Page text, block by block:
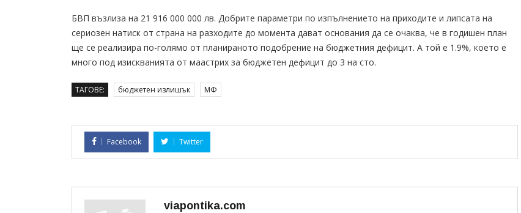
БВП възлиза на 21 916 000 000 лв. Добрите параметри по изпълнението на приходите и липсата на
сериозен натиск от страна на разходите до момента дават основания да се очаква, че в годишен план
ще се реализира по-голямо от планираното подобрение на бюджетния дефицит. А той е 1.9%, което е
много под изискванията от маастрих за бюджетен дефицит до 3 на сто.
ТАГОВЕ: бюджетен излишък МФ
Facebook Twitter
viapontika.com